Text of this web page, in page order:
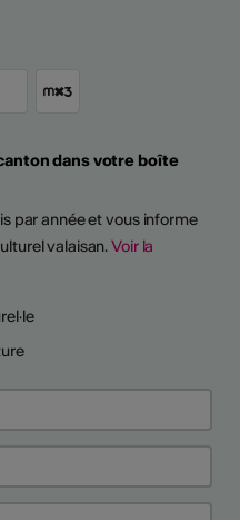
dans votre boîte
par année et vous informe
valaisan.Voir la